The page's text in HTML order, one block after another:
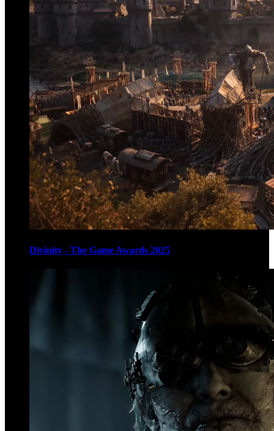
Divinity - The Game Awards 2025